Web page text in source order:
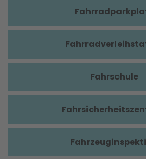
Fahrschule